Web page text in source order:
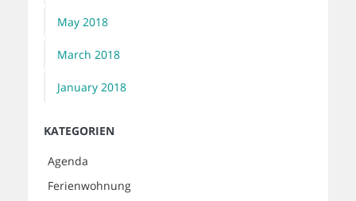
May 2018
March 2018
January 2018
KATEGORIEN
Agenda
Ferienwohnung